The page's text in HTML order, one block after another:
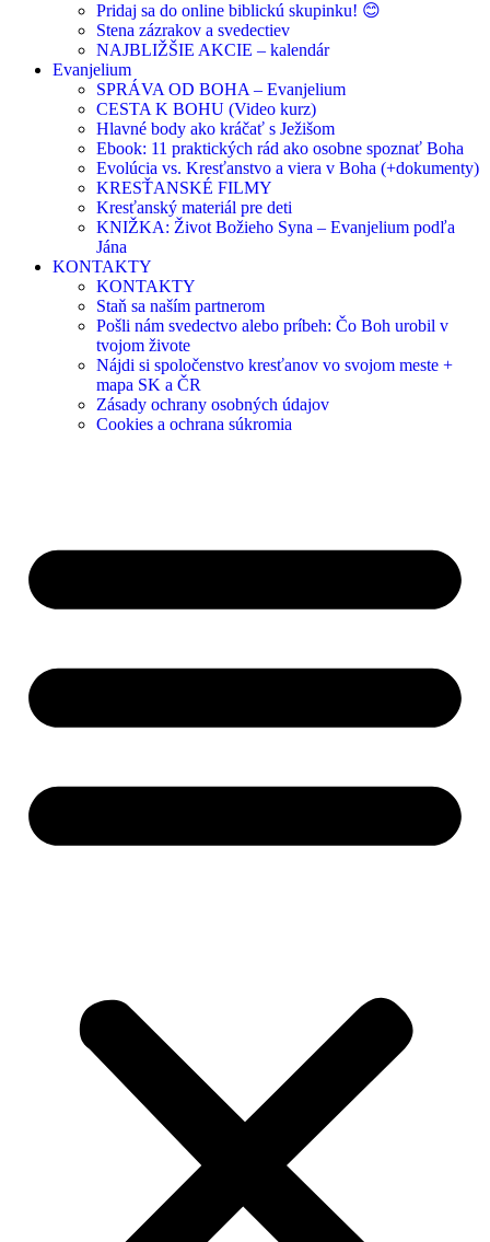
Pridaj sa do online biblickú skupinku! 😊
Stena zázrakov a svedectiev
NAJBLIŽŠIE AKCIE – kalendár
Evanjelium
SPRÁVA OD BOHA – Evanjelium
CESTA K BOHU (Video kurz)
Hlavné body ako kráčať s Ježišom
Ebook: 11 praktických rád ako osobne spoznať Boha
Evolúcia vs. Kresťanstvo a viera v Boha (+dokumenty)
KRESŤANSKÉ FILMY
Kresťanský materiál pre deti
KNIŽKA: Život Božieho Syna – Evanjelium podľa
Jána
KONTAKTY
KONTAKTY
Staň sa naším partnerom
Pošli nám svedectvo alebo príbeh: Čo Boh urobil v
tvojom živote
Nájdi si spoločenstvo kresťanov vo svojom meste +
mapa SK a ČR
Zásady ochrany osobných údajov
Cookies a ochrana súkromia